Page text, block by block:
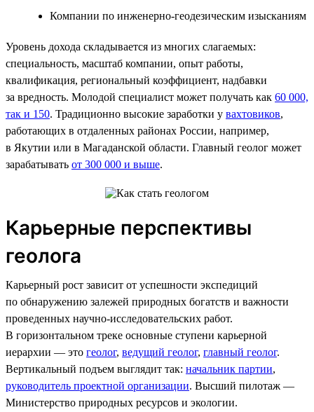
Компании по инженерно-геодезическим изысканиям
Уровень дохода складывается из многих слагаемых:
специальность, масштаб компании, опыт работы,
квалификация, региональный коэффициент, надбавки
за вредность. Молодой специалист может получать как 60 000,
так и 150. Традиционно высокие заработки у вахтовиков,
работающих в отдаленных районах России, например,
в Якутии или в Магаданской области. Главный геолог может
зарабатывать от 300 000 и выше.
Карьерные перспективы
геолога
Карьерный рост зависит от успешности экспедиций
по обнаружению залежей природных богатств и важности
проведенных научно-исследовательских работ.
В горизонтальном треке основные ступени карьерной
иерархии — это геолог, ведущий геолог, главный геолог.
Вертикальный подъем выглядит так: начальник партии,
руководитель проектной организации. Высший пилотаж —
Министерство природных ресурсов и экологии.